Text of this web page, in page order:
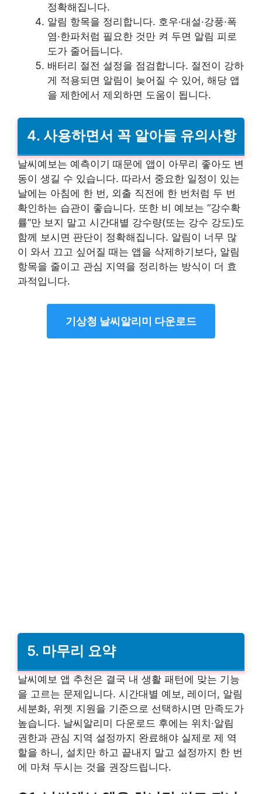
정확해집니다.
알림 항목을 정리합니다. 호우·대설·강풍·폭
염·한파처럼 필요한 것만 켜 두면 알림 피로
도가 줄어듭니다.
배터리 절전 설정을 점검합니다. 절전이 강하
게 적용되면 알림이 늦어질 수 있어, 해당 앱
을 제한에서 제외하면 도움이 됩니다.
4. 사용하면서 꼭 알아둘 유의사항
날씨예보는 예측이기 때문에 앱이 아무리 좋아도 변
동이 생길 수 있습니다. 따라서 중요한 일정이 있는
날에는 아침에 한 번, 외출 직전에 한 번처럼 두 번
확인하는 습관이 좋습니다. 또한 비 예보는 “강수확
률”만 보지 말고 시간대별 강수량(또는 강수 강도)도
함께 보시면 판단이 정확해집니다. 알림이 너무 많
이 와서 끄고 싶어질 때는 앱을 삭제하기보다, 알림
항목을 줄이고 관심 지역을 정리하는 방식이 더 효
과적입니다.
기상청 날씨알리미 다운로드
5. 마무리 요약
날씨예보 앱 추천은 결국 내 생활 패턴에 맞는 기능
을 고르는 문제입니다. 시간대별 예보, 레이더, 알림
세분화, 위젯 지원을 기준으로 선택하시면 만족도가
높습니다. 날씨알리미 다운로드 후에는 위치·알림
권한과 관심 지역 설정까지 완료해야 실제로 제 역
할을 하니, 설치만 하고 끝내지 말고 설정까지 한 번
에 마쳐 두시는 것을 권장드립니다.